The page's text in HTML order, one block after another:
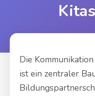
Die
ist ein zentraler